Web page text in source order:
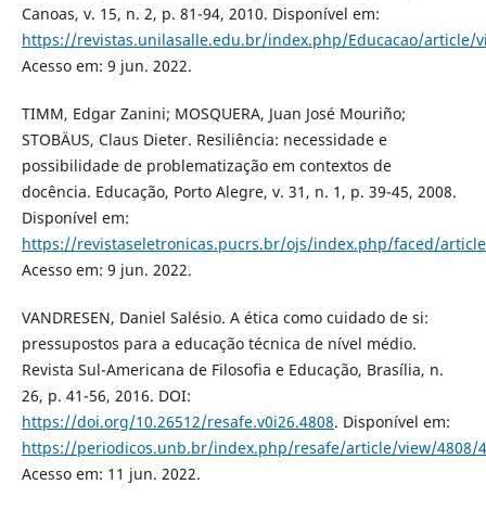
Canoas, v. 15, n. 2, p. 81-94, 2010. Disponível em:
https://revistas.unilasalle.edu.br/index.php/Educacao/article/
Acesso em: 9 jun. 2022.
TIMM, Edgar Zanini; MOSQUERA, Juan José Mouriño;
STOBÄUS, Claus Dieter. Resiliência: necessidade e
possibilidade de problematização em contextos de
docência. Educação, Porto Alegre, v. 31, n. 1, p. 39-45, 2008.
Disponível em:
https://revistaseletronicas.pucrs.br/ojs/index.php/faced/
Acesso em: 9 jun. 2022.
VANDRESEN, Daniel Salésio. A ética como cuidado de si:
pressupostos para a educação técnica de nível médio.
Revista Sul-Americana de Filosofia e Educação, Brasília, n.
26, p. 41-56, 2016. DOI:
https://doi.org/10.26512/resafe.v0i26.4808. Disponível em:
https://periodicos.unb.br/index.php/resafe/article/view/4808/
Acesso em: 11 jun. 2022.